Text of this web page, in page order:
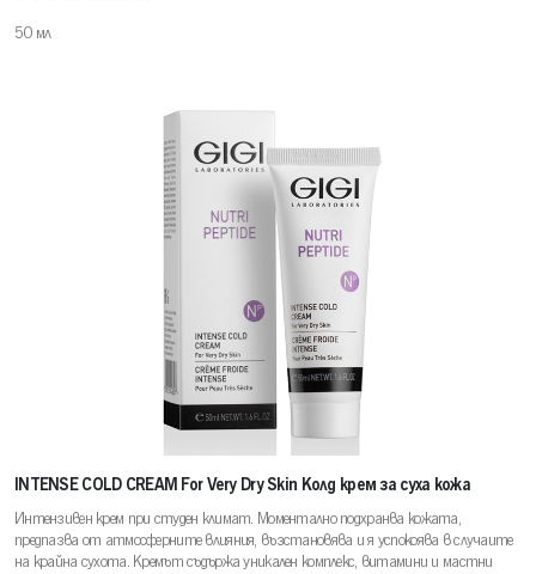
50 мл
INTENSE COLD CREAM For Very Dry Skin Колд крем за суха кожа
Интензивен крем при студен климат. Моментално подхранва кожата,
предпазва от атмосферните влияния, възстановява и я успокоява в случаите
на крайна сухота. Кремът съдържа уникален комплекс, витамини и мастни